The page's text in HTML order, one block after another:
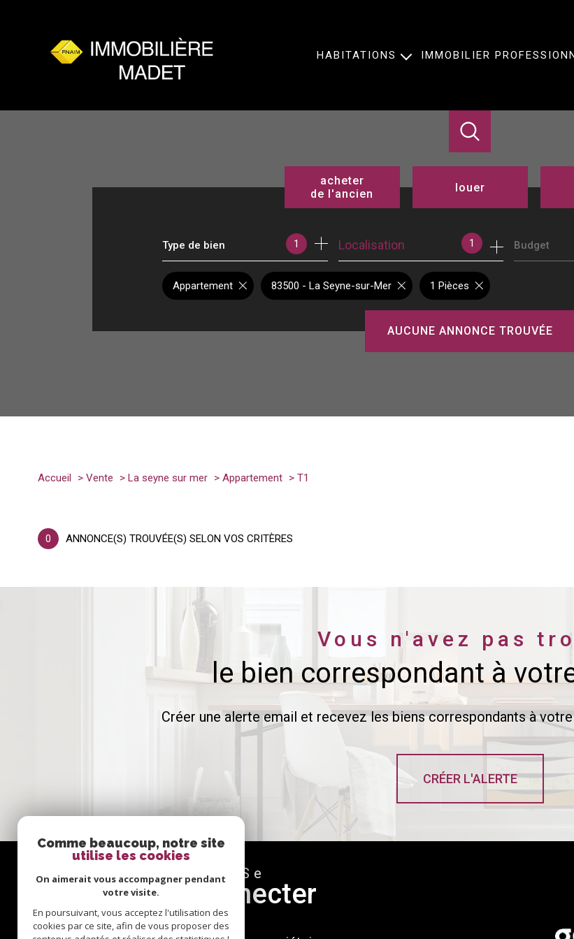
HABITATIONS
Locations
IMMOBILIER
Locations
acheter
de l'ancien
de l'ancien
de l'immo pro
louer
à l'année
de l'immo pro
Type de bien 1 1
Localisation Budget
AUCUNE ANNONCE TROUVÉE
Appartement 83500 - La Seyne-sur-Mer 1 Pièces
Accueil Vente La seyne sur mer Appartement T1
0 ANNONCE(S) TROUVÉE(S) SELON VOS CRITÈRES
Vous n'avez pas
le bien correspondant à
Créer une alerte email et recevez les biens correspondants à
CRÉER L'ALERTE
Se
connecter
Comme beaucoup, notre site
utilise les cookies
On aimerait vous accompagner pendant
votre visite.
En poursuivant, vous acceptez l'utilisation des
cookies par ce site, afin de vous proposer des